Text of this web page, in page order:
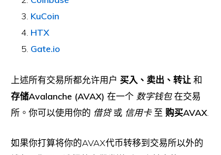
KuCoin
HTX
Gate.io
上述所有交易所都允许用户 买入、卖出、转让 和
存储Avalanche (AVAX)在一个 数字钱包在交易
所。你可以使用你的 借贷或 信用卡至 购买AVAX.
如果你打算将你的AVAX代币转移到交易所以外的